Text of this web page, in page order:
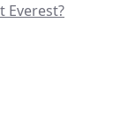
Everest?